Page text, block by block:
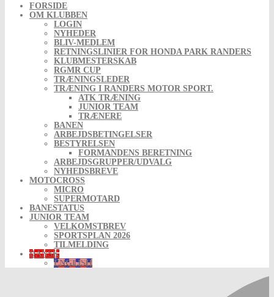
FORSIDE
OM KLUBBEN
LOGIN
NYHEDER
BLIV-MEDLEM
RETNINGSLINIER FOR HONDA PARK RANDERS
KLUBMESTERSKAB
RGMR CUP
TRÆNINGSLEDER
TRÆNING I RANDERS MOTOR SPORT.
ATK TRÆNING
JUNIOR TEAM
TRÆNERE
BANEN
ARBEJDSBETINGELSER
BESTYRELSEN
FORMANDENS BERETNING
ARBEJDSGRUPPER/UDVALG
NYHEDSBREVE
MOTOCROSS
MICRO
SUPERMOTARD
BANESTATUS
JUNIOR TEAM
VELKOMSTBREV
SPORTSPLAN 2026
TILMELDING
DANSK
ENGLISH